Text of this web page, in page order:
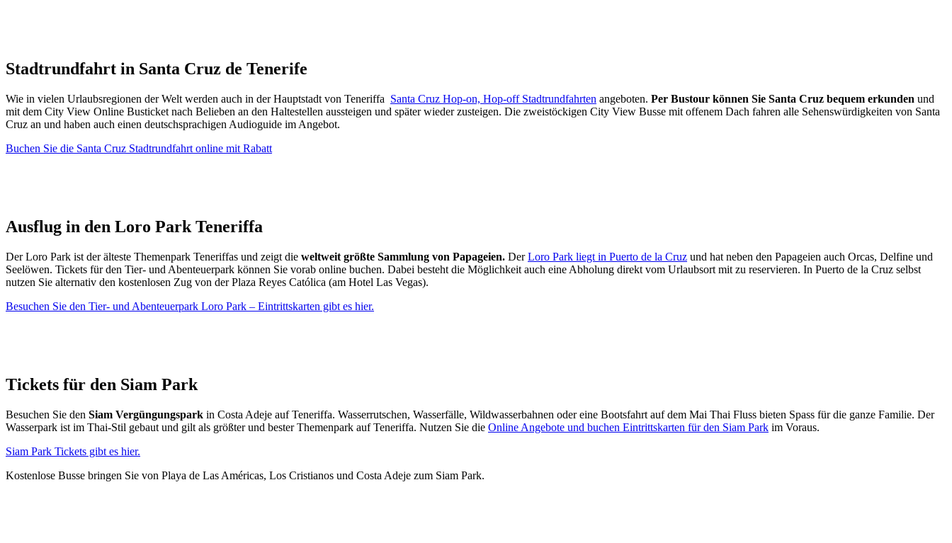
Stadtrundfahrt in Santa Cruz de Tenerife
Wie in vielen Urlaubsregionen der Welt werden auch in der Hauptstadt von Teneriffa Santa Cruz Hop-on, Hop-off Stadtrundfahrten angeboten. Per Bustour können Sie Santa Cruz bequem erkunden und
mit dem City View Online Busticket nach Belieben an den Haltestellen aussteigen und später wieder zusteigen. Die zweistöckigen City View Busse mit offenem Dach fahren alle Sehenswürdigkeiten von Santa
Cruz an und haben auch einen deutschsprachigen Audioguide im Angebot.
Buchen Sie die Santa Cruz Stadtrundfahrt online mit Rabatt
Ausflug in den Loro Park Teneriffa
Der Loro Park ist der älteste Themenpark Teneriffas und zeigt die weltweit größte Sammlung von Papageien. DerLoro Park liegt in Puerto de la Cruz und hat neben den Papageien auch Orcas, Delfine und
Seelöwen. Tickets für den Tier- und Abenteuerpark können Sie vorab online buchen. Dabei besteht die Möglichkeit auch eine Abholung direkt vom Urlaubsort mit zu reservieren. In Puerto de la Cruz selbst
nutzen Sie alternativ den kostenlosen Zug von der Plaza Reyes Católica (am Hotel Las Vegas).
Besuchen Sie den Tier- und Abenteuerpark Loro Park – Eintrittskarten gibt es hier.
Tickets für den Siam Park
Besuchen Sie den Siam Vergüngungspark in Costa Adeje auf Teneriffa. Wasserrutschen, Wasserfälle, Wildwasserbahnen oder eine Bootsfahrt auf dem Mai Thai Fluss bieten Spass für die ganze Familie. Der
Wasserpark ist im Thai-Stil gebaut und gilt als größter und bester Themenpark auf Teneriffa. Nutzen Sie die Online Angebote und buchen Eintrittskarten für den Siam Park im Voraus.
Siam Park Tickets gibt es hier.
Kostenlose Busse bringen Sie von Playa de Las Américas, Los Cristianos und Costa Adeje zum Siam Park.